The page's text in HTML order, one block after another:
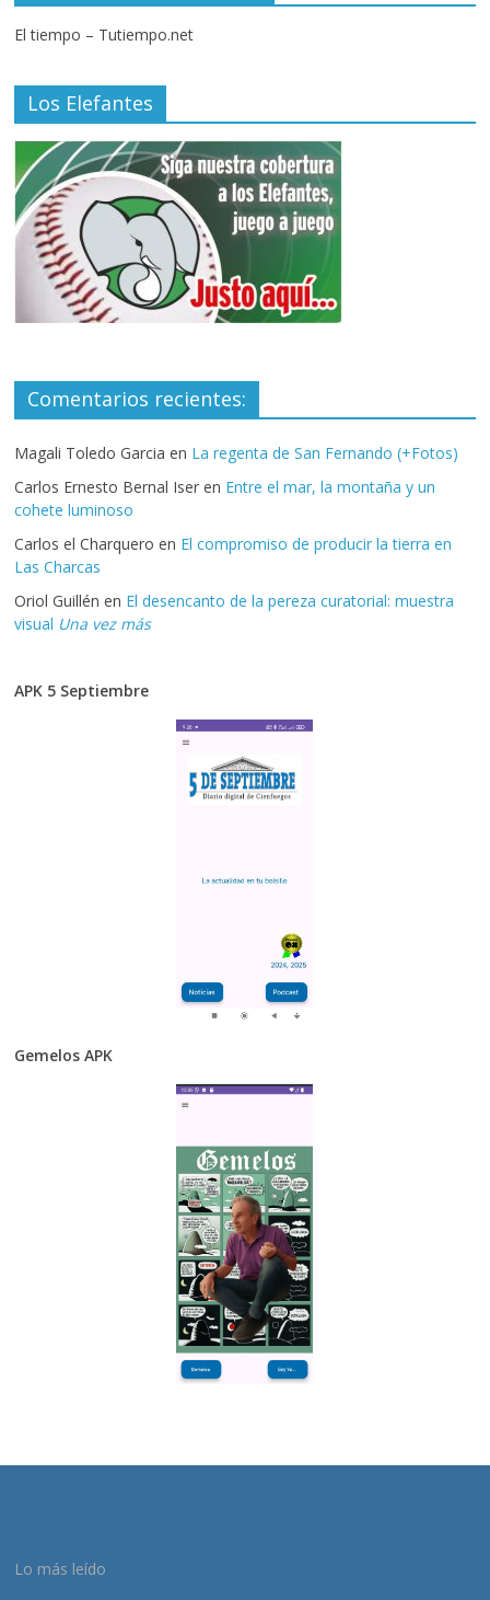
El tiempo – Tutiempo.net
Los Elefantes
Comentarios recientes:
Magali Toledo Garcia en La regenta de San Fernando (+Fotos)
Carlos Ernesto Bernal Iser en Entre el mar, la montaña y un
cohete luminoso
Carlos el Charquero en El compromiso de producir la tierra en
Las Charcas
Oriol Guillén en El desencanto de la pereza curatorial: muestra
visual Una vez más
APK 5 Septiembre
Gemelos APK
Lo más leído